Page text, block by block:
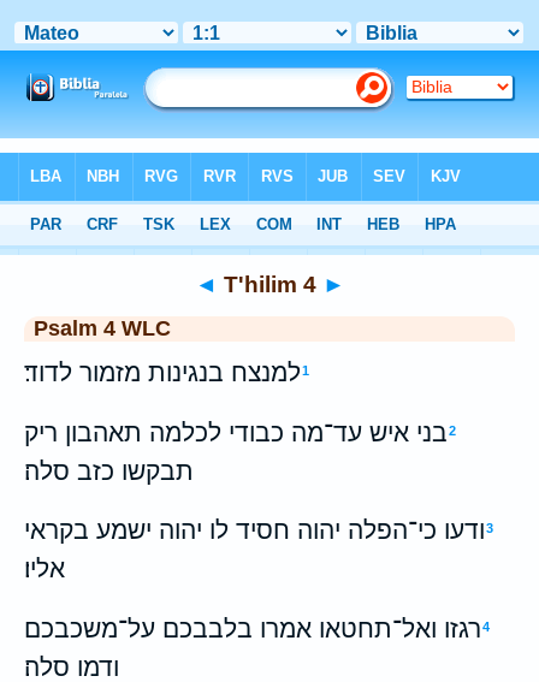
WLC> T'hilim 4
◄ T'hilim 4 ►
Psalm 4 WLC
1למנצח בנגינות מזמור לדוד׃
2 בני איש עד־מה כבודי לכלמה תאהבון ריק
תבקשו כזב סלה׃
3ודעו כי־הפלה יהוה חסיד לו יהוה ישמע בקראי
אליו׃
4רגזו ואל־תחטאו אמרו בלבבכם על־משכבכם
ודמו סלה׃